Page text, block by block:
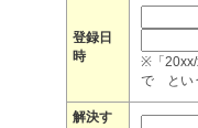
登録日
時
※「
で とい
解決す